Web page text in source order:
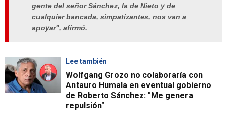
gente del señor Sánchez, la de Nieto y de
cualquier bancada, simpatizantes, nos van a
apoyar", afirmó.
Lee también
Wolfgang Grozo no colaboraría con
Antauro Humala en eventual gobierno
de Roberto Sánchez: "Me genera
repulsión"